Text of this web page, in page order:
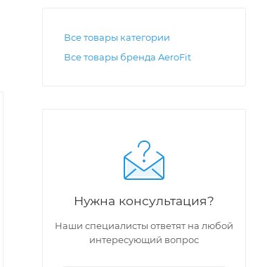
Все товары категории
Все товары бренда AeroFit
Нужна консультация?
Наши специалисты ответят на любой
интересующий вопрос